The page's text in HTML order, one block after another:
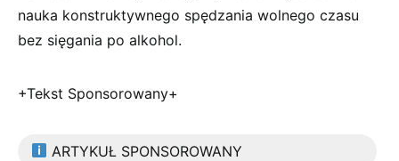
nauka konstruktywnego spędzania wolnego czasu
bez sięgania po alkohol.
+Tekst Sponsorowany+
ARTYKUŁ SPONSOROWANY